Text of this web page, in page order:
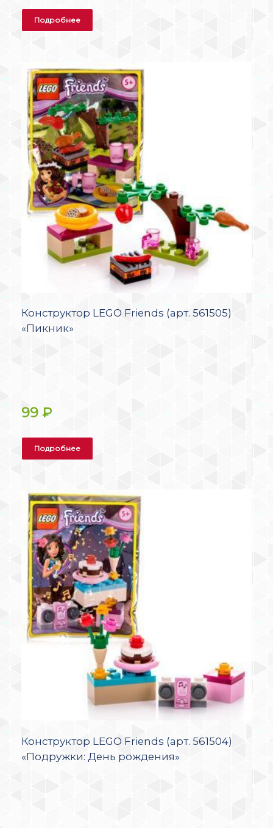
Подробнее
Конструктор LEGO Friends (арт. 561505)
«Пикник»
99 ₽
Подробнее
Конструктор LEGO Friends (арт. 561504)
«Подружки: День рождения»